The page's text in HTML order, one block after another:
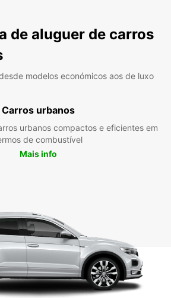
de aluguer de carros
modelos económicos aos de luxo
Carros urbanos
urbanos compactos e eficientes em
de combustível
Mais info